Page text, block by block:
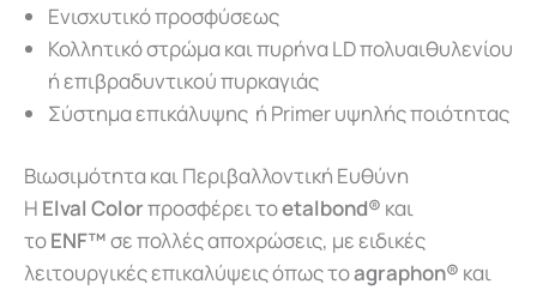
Ενισχυτικό προσφύσεως
Κολλητικό στρώμα και πυρήνα LD πολυαιθυλενίου
ή επιβραδυντικού πυρκαγιάς
Σύστημα επικάλυψης ή Primer υψηλής ποιότητας
Βιωσιμότητα και Περιβαλλοντική Ευθύνη
Η Elval Colorπροσφέρει τοetalbond® και
τοENF™σε πολλές αποχρώσεις, με ειδικές
λειτουργικές επικαλύψεις όπως τοagraphon® και